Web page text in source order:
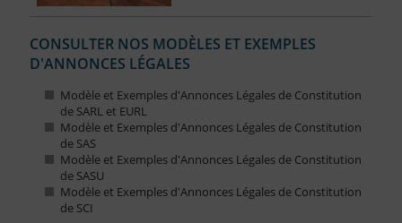
CONSULTER NOS MODÈLES ET EXEMPLES
D'ANNONCES LÉGALES
Modèle et Exemples d'Annonces Légales de Constitution
de SARL et EURL
Modèle et Exemples d'Annonces Légales de Constitution
de SAS
Modèle et Exemples d'Annonces Légales de Constitution
de SASU
Modèle et Exemples d'Annonces Légales de Constitution
de SCI